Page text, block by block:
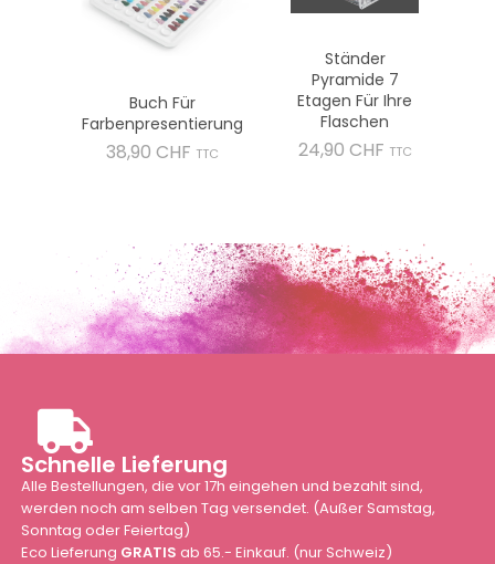
Buch Für
Farbenpresentierung
38,90 CHF Preis
TTC
Ständer
Pyramide 7
Etagen Für Ihre
Flaschen
24,90 CHF Preis
TTC
Schnelle Lieferung
Alle Bestellungen, die vor 17h eingehen und bezahlt sind,
werden noch am selben Tag versendet. (Außer Samstag,
Sonntag oder Feiertag)
Eco Lieferung GRATIS ab 65.- Einkauf. (nur Schweiz)